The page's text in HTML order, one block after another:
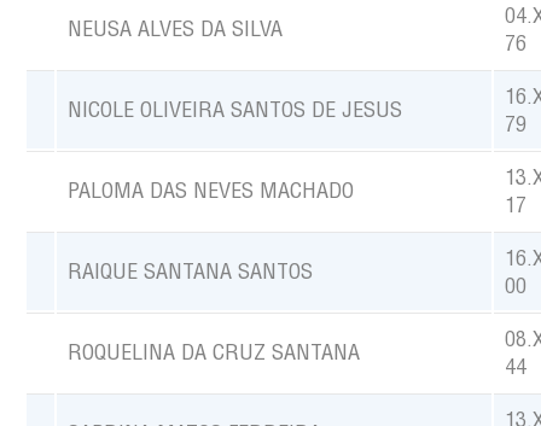
NEUSA ALVES DA SILVA
76
NICOLE OLIVEIRA SANTOS DE JESUS
79
PALOMA DAS NEVES MACHADO
17
RAIQUE SANTANA SANTOS
00
ROQUELINA DA CRUZ SANTANA
44